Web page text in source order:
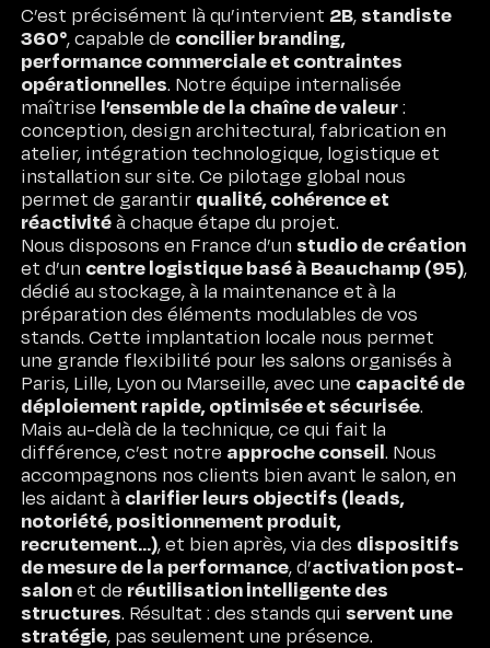
C’est précisément là qu’intervient 2B,standiste
360°, capable de concilier branding,
performance commerciale et contraintes
opérationnelles. Notre équipe internalisée
maîtrise l’ensemble de la chaîne de valeur:
conception, design architectural, fabrication en
atelier, intégration technologique, logistique et
installation sur site. Ce pilotage global nous
permet de garantir qualité, cohérence et
réactivitéà chaque étape du projet.
Nous disposons en France d’unstudio de création
et d’un centre logistique basé à Beauchamp (95),
dédié au stockage, à la maintenance et à la
préparation des éléments modulables de vos
stands. Cette implantation locale nous permet
une grande flexibilité pour les salons organisés à
Paris, Lille, Lyon ou Marseille, avec une capacité de
déploiement rapide, optimisée et sécurisée.
Mais au-delà de la technique, ce qui fait la
différence, c’est notre approche conseil. Nous
accompagnons nos clients bien avant le salon, en
les aidant à clarifier leurs objectifs (leads,
notoriété, positionnement produit,
recrutement…), et bien après, via des dispositifs
de mesure de la performance, d’activation post-
salonet de réutilisation intelligente des
structures. Résultat : des stands quiservent une
stratégie, pas seulement une présence.